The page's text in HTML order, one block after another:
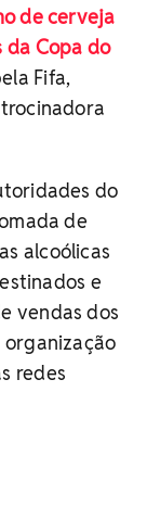
de cerveja
da Copa do
Fifa,
do
de
alcoólicas
e
vendas dos
organização
redes